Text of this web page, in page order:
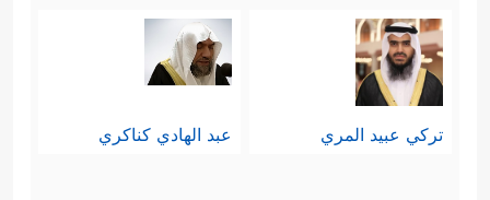
تركي عبيد المري عبد الهادي كناكري